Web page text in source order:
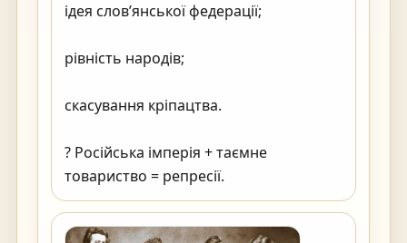
ідея слов’янської федерації;
рівність народів;
скасування кріпацтва.
? Російська імперія + таємне